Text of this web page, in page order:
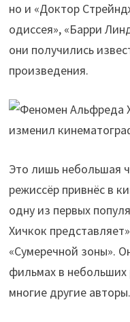
но и «Доктор
одиссея», «Барри
они получились
произведения.
Это лишь небольшая
режиссёр привнёс в
одну из первых
Хичкок
«Сумеречной зоны».
фильмах в
многие другие авторы.